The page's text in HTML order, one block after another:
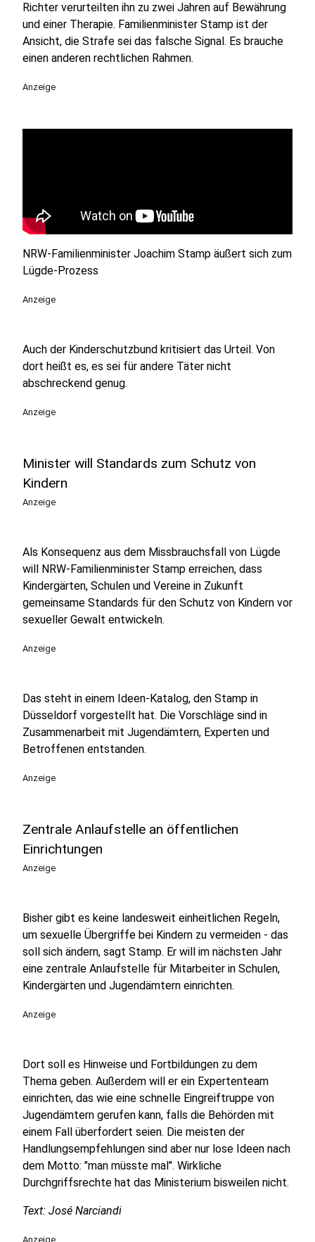
Richter verurteilten ihn zu zwei Jahren auf Bewährung
und einer Therapie. Familienminister Stamp ist der
Ansicht, die Strafe sei das falsche Signal. Es brauche
einen anderen rechtlichen Rahmen.
Anzeige
NRW-Familienminister Joachim Stamp äußert sich zum
Lügde-Prozess
Anzeige
Auch der Kinderschutzbund kritisiert das Urteil. Von
dort heißt es, es sei für andere Täter nicht
abschreckend genug.
Anzeige
Minister will Standards zum Schutz von
Kindern
Anzeige
Als Konsequenz aus dem Missbrauchsfall von Lügde
will NRW-Familienminister Stamp erreichen, dass
Kindergärten, Schulen und Vereine in Zukunft
gemeinsame Standards für den Schutz von Kindern vor
sexueller Gewalt entwickeln.
Anzeige
Das steht in einem Ideen-Katalog, den Stamp in
Düsseldorf vorgestellt hat. Die Vorschläge sind in
Zusammenarbeit mit Jugendämtern, Experten und
Betroffenen entstanden.
Anzeige
Zentrale Anlaufstelle an öffentlichen
Einrichtungen
Anzeige
Bisher gibt es keine landesweit einheitlichen Regeln,
um sexuelle Übergriffe bei Kindern zu vermeiden - das
soll sich ändern, sagt Stamp. Er will im nächsten Jahr
eine zentrale Anlaufstelle für Mitarbeiter in Schulen,
Kindergärten und Jugendämtern einrichten.
Anzeige
Dort soll es Hinweise und Fortbildungen zu dem
Thema geben. Außerdem will er ein Expertenteam
einrichten, das wie eine schnelle Eingreiftruppe von
Jugendämtern gerufen kann, falls die Behörden mit
einem Fall überfordert seien. Die meisten der
Handlungsempfehlungen sind aber nur lose Ideen nach
dem Motto: "man müsste mal". Wirkliche
Durchgriffsrechte hat das Ministerium bisweilen nicht.
Text: José Narciandi
Anzeige